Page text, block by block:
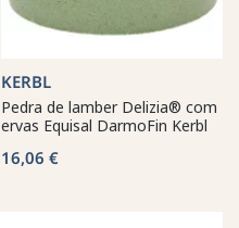
KERBL
Pedra de lamber Delizia® com
ervas Equisal DarmoFin Kerbl
16,06 €